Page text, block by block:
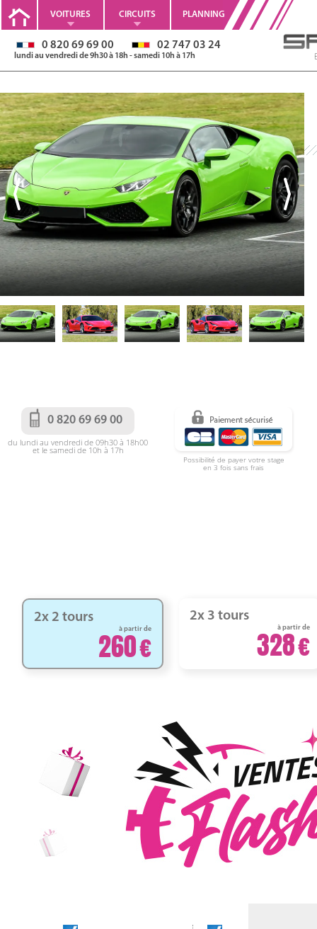
VOITURES CIRCUITS PLANNING
0 820 69 69 00 02 747 03 24
lundi au vendredi de 9h30 à 18h - samedi 10h à 17h
0 820 69 69 00
du lundi au vendredi de 09h30 à 18h00
et le samedi de 10h à 17h
Possibilité de payer votre stage
en 3 fois sans frais
2x 2 tours
à partir de
260
2x 3 tours
à partir de
328